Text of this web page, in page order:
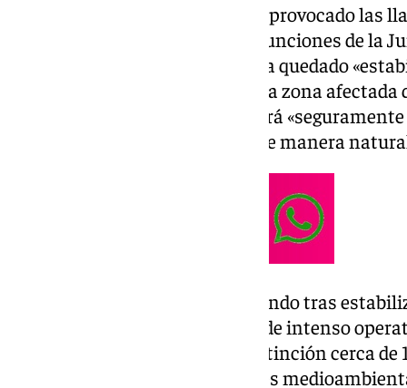
Pese a la gran afección que han provocado las
Presidencia y Emergencias en funciones de la
ha anunciado que el incendio ha quedado
«finalmente haya una parte de la zona afectada
señalado que el estudio permitirá
afectadas podrán regenerarse de manera
El Plan Infoca continúa trabajando tras
confinado tras varias jornadas de intenso
participado en las labores de extinción cerca
técnicos de operaciones, agentes